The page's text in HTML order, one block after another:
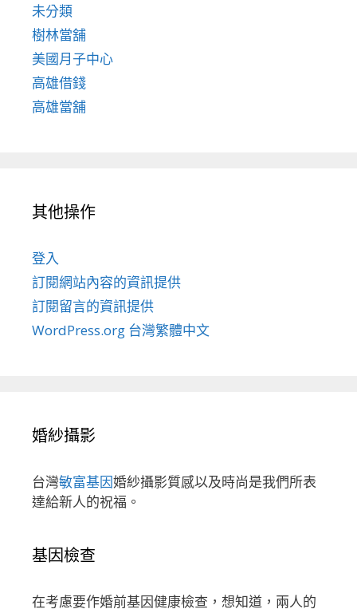
未分類
樹林當舖
美國月子中心
高雄借錢
高雄當舖
其他操作
登入
訂閱網站內容的資訊提供
訂閱留言的資訊提供
WordPress.org 台灣繁體中文
婚紗攝影
台灣敏富基因婚紗攝影質感以及時尚是我們所表
達給新人的祝福。
基因檢查
在考慮要作婚前基因健康檢查，想知道，兩人的